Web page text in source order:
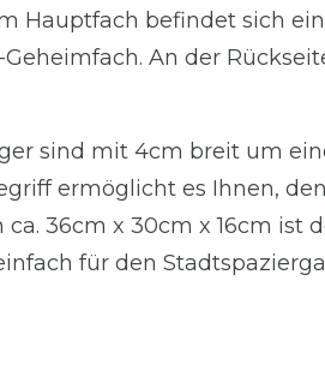
Hauptfach befindet sich
Geheimfach. An der
sind mit 4cm breit um
ermöglicht es Ihnen,
36cm x 30cm x 16cm ist
für den